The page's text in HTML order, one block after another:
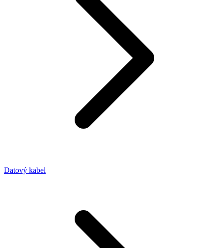
Datový kabel